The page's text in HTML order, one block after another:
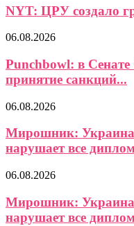
NYT: ЦРУ создало
06.08.2026
Punchbowl: в
принятие санкций...
06.08.2026
Мирошник: Украина
нарушает все
06.08.2026
Мирошник: Украина
нарушает все